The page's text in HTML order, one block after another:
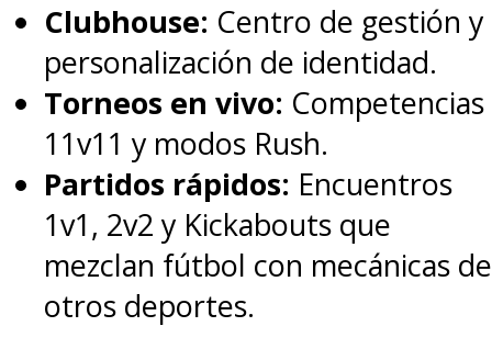
Clubhouse: Centro de gestión y
personalización de identidad.
Torneos en vivo: Competencias
11v11 y modos Rush.
Partidos rápidos: Encuentros
1v1, 2v2 y Kickabouts que
mezclan fútbol con mecánicas de
otros deportes.